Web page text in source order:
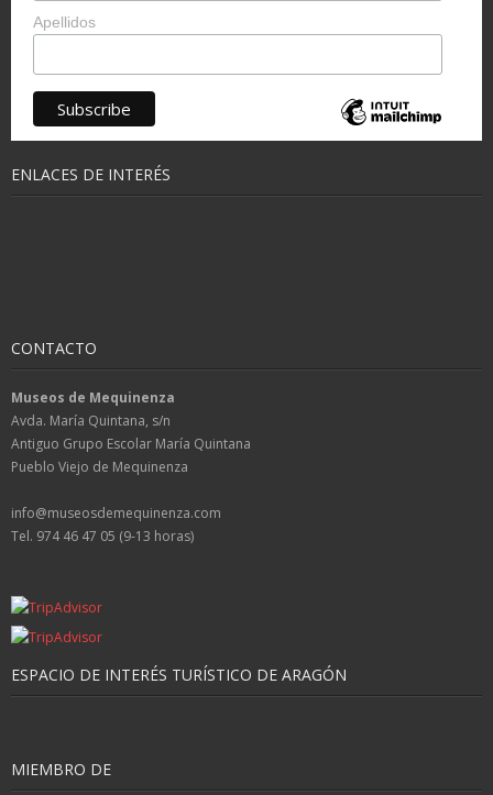
Apellidos
ENLACES DE INTERÉS
CONTACTO
Museos de Mequinenza
Avda. María Quintana, s/n
Antiguo Grupo Escolar María Quintana
Pueblo Viejo de Mequinenza
info@museosdemequinenza.com
Tel. 974 46 47 05 (9-13 horas)
ESPACIO DE INTERÉS TURÍSTICO DE ARAGÓN
MIEMBRO DE